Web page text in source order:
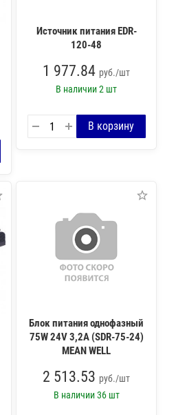
Источник питания EDR-
120-48
1 977.84 руб./шт
В наличии2 шт
Блок питания однофазный
75W 24V 3,2A (SDR-75-24)
MEAN WELL
2 513.53 руб./шт
В наличии36 шт